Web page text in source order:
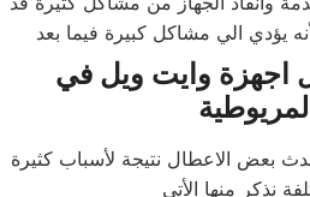
اجهزة وايت ويل في
المريوطية
بعض الاعطال نتيجة لأسباب كثيرة